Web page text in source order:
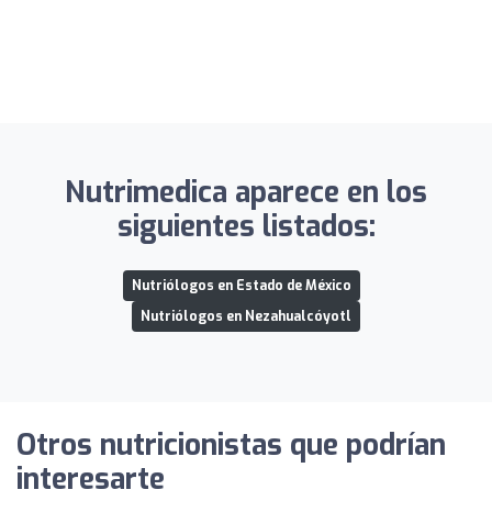
Nutrimedica aparece en los
siguientes listados:
Nutriólogos en Estado de México
Nutriólogos en Nezahualcóyotl
Otros nutricionistas que podrían
interesarte